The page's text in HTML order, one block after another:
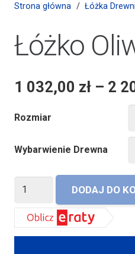
Strona główna / Łóżka
Łóżko
1 032,00 zł – 2
Rozmiar
Wybarwienie Drewna
ilość
Oliwia
DODAJ DO